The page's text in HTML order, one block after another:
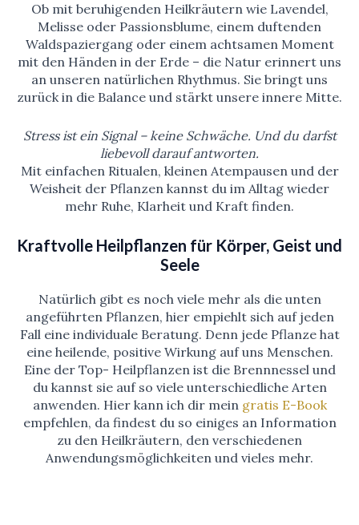
Ob mit beruhigenden Heilkräutern wie Lavendel,
Melisse oder Passionsblume, einem duftenden
Waldspaziergang oder einem achtsamen Moment
mit den Händen in der Erde – die Natur erinnert uns
an unseren natürlichen Rhythmus. Sie bringt uns
zurück in die Balance und stärkt unsere innere Mitte.
Stress ist ein Signal – keine Schwäche. Und du darfst
liebevoll darauf antworten.
Mit einfachen Ritualen, kleinen Atempausen und der
Weisheit der Pflanzen kannst du im Alltag wieder
mehr Ruhe, Klarheit und Kraft finden.
Kraftvolle Heilpflanzen für Körper, Geist und
Seele
Natürlich gibt es noch viele mehr als die unten
angeführten Pflanzen, hier empiehlt sich auf jeden
Fall eine individuale Beratung. Denn jede Pflanze hat
eine heilende, positive Wirkung auf uns Menschen.
Eine der Top- Heilpflanzen ist die Brennnessel und
du kannst sie auf so viele unterschiedliche Arten
anwenden. Hier kann ich dir mein gratis E-Book
empfehlen, da findest du so einiges an Information
zu den Heilkräutern, den verschiedenen
Anwendungsmöglichkeiten und vieles mehr.